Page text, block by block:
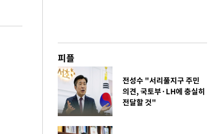
피플
전성수 "서리풀지구 주민
의견, 국토부·LH에 충실히
전달할 것"